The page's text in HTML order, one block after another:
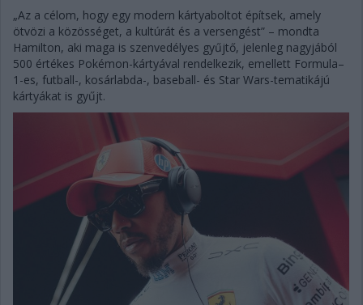
„Az a célom, hogy egy modern kártyaboltot építsek, amely
ötvözi a közösséget, a kultúrát és a versengést” – mondta
Hamilton, aki maga is szenvedélyes gyűjtő, jelenleg nagyjából
500 értékes Pokémon-kártyával rendelkezik, emellett Formula–
1-es, futball-, kosárlabda-, baseball- és Star Wars-tematikájú
kártyákat is gyűjt.